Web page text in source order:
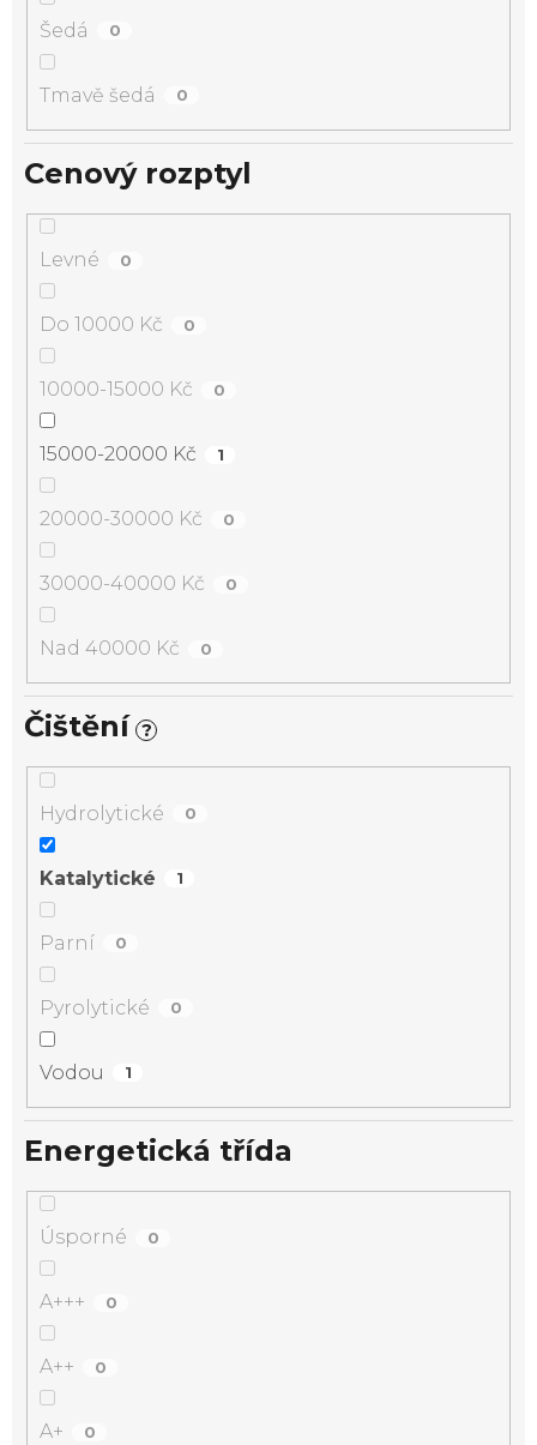
Šedá 0
Tmavě šedá 0
Cenový rozptyl
Levné 0
Do 10000 Kč 0
10000-15000 Kč 0
15000-20000 Kč 1
20000-30000 Kč 0
30000-40000 Kč 0
Nad 40000 Kč 0
Čištění ?
Hydrolytické 0
Katalytické 1
Parní 0
Pyrolytické 0
Vodou 1
Energetická třída
Úsporné 0
A+++ 0
A++ 0
A+ 0